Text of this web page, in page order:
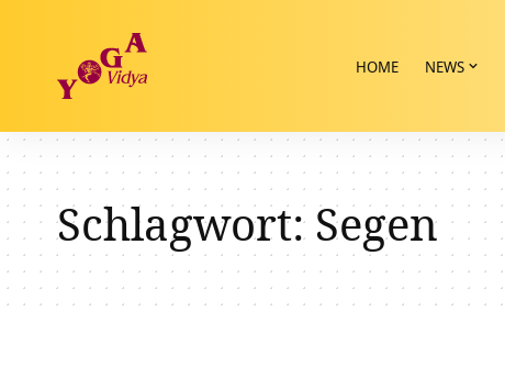
HOME NEWS
Schlagwort: Segen